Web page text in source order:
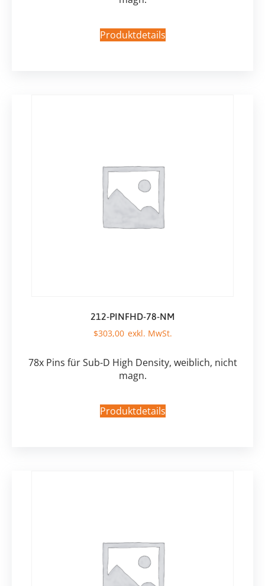
Produktdetails
212-PINFHD-78-NM
$303,00
78x Pins für Sub-D High Density, weiblich, nicht
magn.
Produktdetails